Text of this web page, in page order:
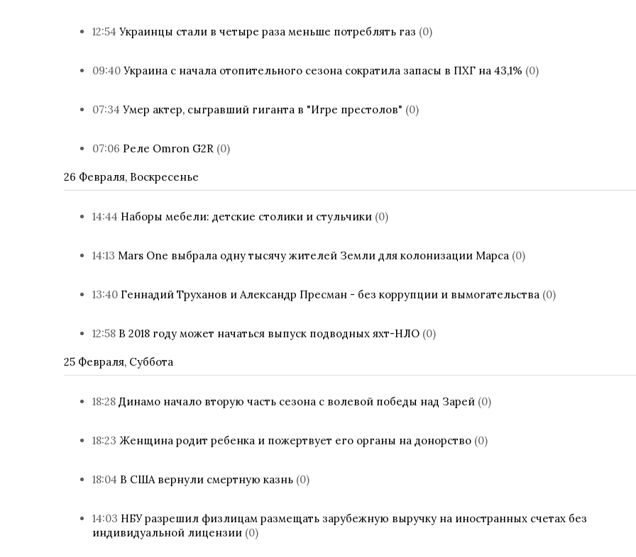
12:54 Украинцы стали в четыре раза меньше потреблять газ (0)
09:40 Украина с начала отопительного сезона сократила запасы в ПХГ на 43,1% (0)
07:34 Умер актер, сыгравший гиганта в "Игре престолов" (0)
07:06 Реле Omron G2R (0)
26 Февраля, Воскресенье
14:44 Наборы мебели: детские столики и стульчики (0)
14:13 Mars One выбрала одну тысячу жителей Земли для колонизации Марса (0)
13:40 Геннадий Труханов и Александр Пресман - без коррупции и вымогательства (0)
12:58 В 2018 году может начаться выпуск подводных яхт-НЛО (0)
25 Февраля, Суббота
18:28 Динамо начало вторую часть сезона с волевой победы над Зарей (0)
18:23 Женщина родит ребенка и пожертвует его органы на донорство (0)
18:04 В США вернули смертную казнь (0)
14:03 НБУ разрешил физлицам размещать зарубежную выручку на иностранных счетах без
индивидуальной лицензии (0)